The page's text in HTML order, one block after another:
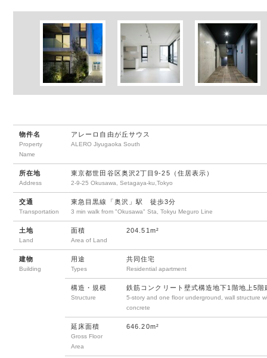
物件名
Property
Name
アレーロ自由が丘サウス
ALERO Jiyugaoka South
所在地
Address
東京都世田谷区奥沢2丁目9-25（住居表示）
2-9-25 Okusawa, Setagaya-ku,Tokyo
交通
Transportation
東急目黒線「奥沢」駅 徒歩3分
3 min walk from "Okusawa" Sta, Tokyu Meguro Line
土地
Land
面積
Area of Land
204.51m²
建物
Building
用途
Types
共同住宅
Residential apartment
構造・規模
Structure
鉄筋コンクリート壁式構造地下1階地上5階
5-story and one floor underground, wall structure
concrete
延床面積
Gross Floor
Area
646.20m²